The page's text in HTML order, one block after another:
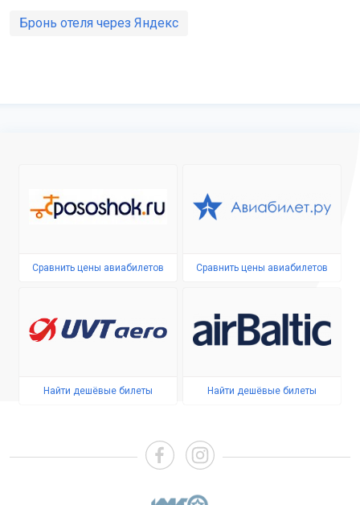
Бронь отеля через Яндекс
Сравнить цены авиабилетов Сравнить цены авиабилетов
Найти дешёвые билеты Найти дешёвые билеты